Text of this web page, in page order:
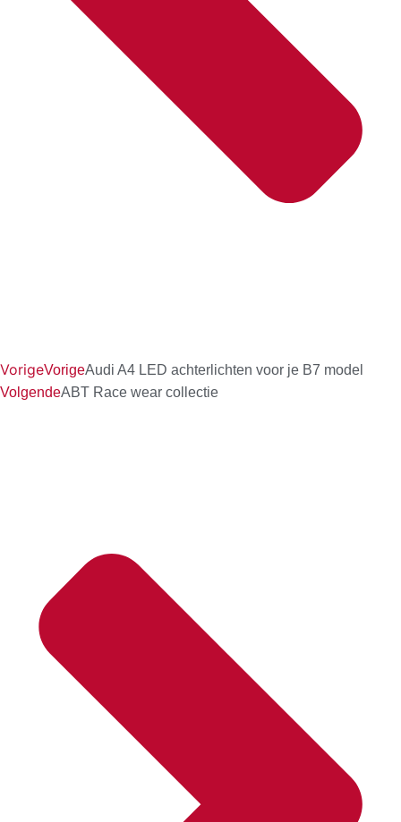
VorigeVorigeAudi A4 LED achterlichten voor je B7 model
VolgendeABT Race wear collectie